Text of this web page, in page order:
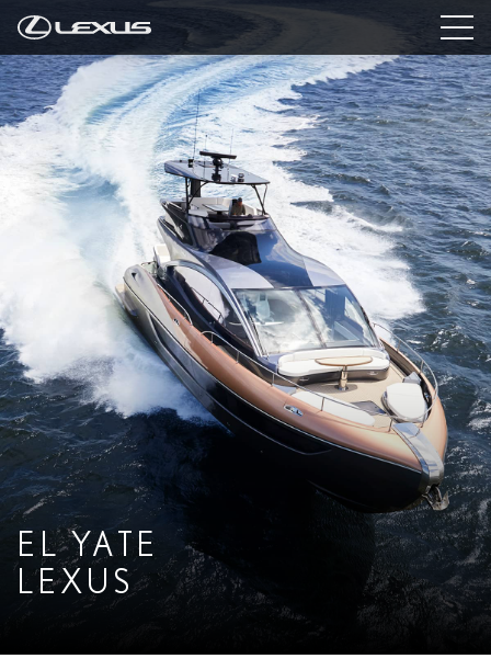
EL YATE
LEXUS